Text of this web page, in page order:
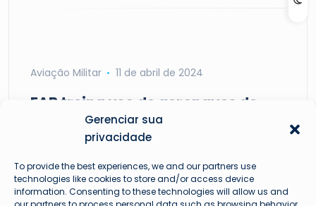
Gerenciar sua
privacidade
To provide the best experiences, we and our partners use
technologies like cookies to store and/or access device
information. Consenting to these technologies will allow us and
Aviação Militar 11 de abril de 2024
FAB treina uso de aeronaves de
vigilância em exercício no Rio
Grande do Sul
A Base Aérea de Santa Maria, no Rio Grande
do Sul, sedia pela quinta vez…